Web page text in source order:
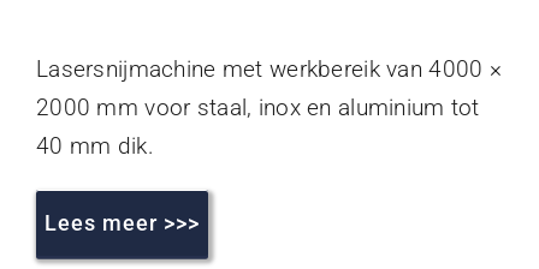
Lasersnijmachine met werkbereik van 4000 ×
2000 mm voor staal, inox en aluminium tot
40 mm dik.
Lees meer >>>